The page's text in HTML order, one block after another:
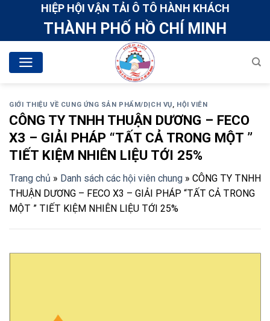
HIỆP HỘI VẬN TẢI Ô TÔ HÀNH KHÁCH
THÀNH PHỐ HỒ CHÍ MINH
GIỚI THIỆU VỀ CUNG ỨNG SẢN PHẨM/DỊCH VỤ, HỘI VIÊN
CÔNG TY TNHH THUẬN DƯƠNG – FECO
X3 – GIẢI PHÁP “TẤT CẢ TRONG MỘT ”
TIẾT KIỆM NHIÊN LIỆU TỚI 25%
Trang chủ » Danh sách các hội viên chung » CÔNG TY TNHH
THUẬN DƯƠNG – FECO X3 – GIẢI PHÁP “TẤT CẢ TRONG
MỘT ” TIẾT KIỆM NHIÊN LIỆU TỚI 25%